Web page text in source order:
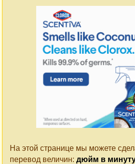
На этой странице мы можете
перевод величин: дюйм в